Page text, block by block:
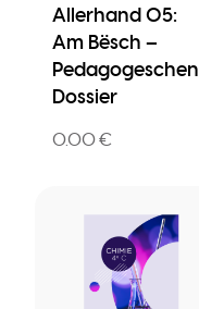
Allerhand 05:
Am Bësch –
Pedagogeschen
Dossier
0.00 €